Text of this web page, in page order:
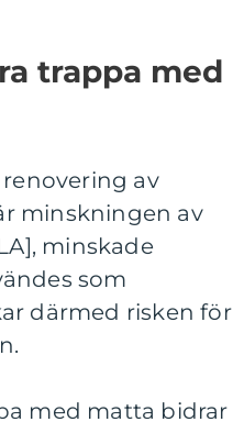
trappa med
av
minskningen av
minskade
som
därmed risken för
med matta bidrar